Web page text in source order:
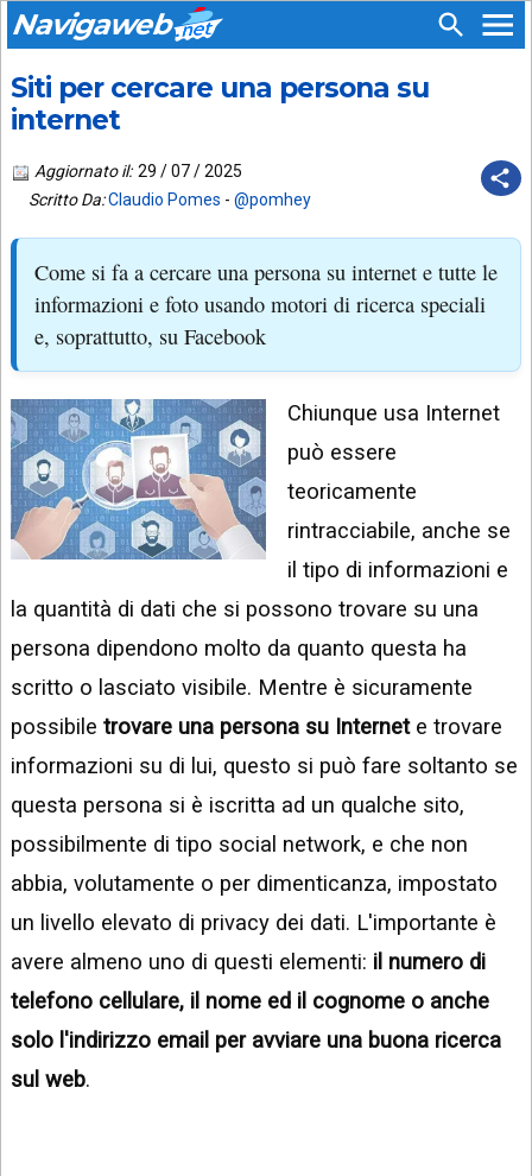
Navigaweb
HOME
SIAMO
SUPPORTO
CONTATTA
PIÙ
LETTI
ULTIMI
POST
ARCHIVIO
VIDEO
ARGOMENTI:
ANDROID
AI
APPS
TECNOLOGIA
STRUMENTI
WEB
SEGUICI
SU:
APP
ANDROID
EMAIL
TIKTOK
YOUTUBE
X
INSTAGRAM
NEWS
LINKEDIN
Siti per cercare una persona su
internet
Aggiornato il: 29 / 07 / 2025
Scritto Da:Claudio Pomes - @pomhey
Come si fa a cercare una persona su internet e tutte le
informazioni e foto usando motori di ricerca speciali
e, soprattutto, su Facebook
Chiunque usa Internet
può essere
teoricamente
rintracciabile, anche se
il tipo di informazioni e
la quantità di dati che si possono trovare su una
persona dipendono molto da quanto questa ha
scritto o lasciato visibile. Mentre è sicuramente
possibile trovare una persona su Internete trovare
informazioni su di lui, questo si può fare soltanto se
questa persona si è iscritta ad un qualche sito,
possibilmente di tipo social network, e che non
abbia, volutamente o per dimenticanza, impostato
un livello elevato di privacy dei dati. L'importante è
avere almeno uno di questi elementi: il numero di
telefono cellulare, il nome ed il cognome o anche
solo l'indirizzo email per avviare una buona ricerca
sul web.